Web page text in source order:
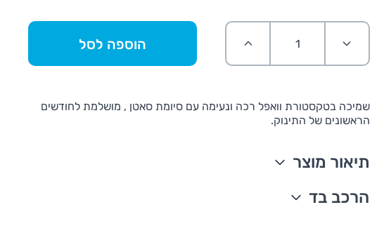
הוספה לסל
שמיכה בטקסטורת וואפל רכה ונעימה עם סיומת סאטן , מושלמת לחודשים
הראשונים של התינוק.
תיאור מוצר
שמיכה לתינוק
הרכב בד